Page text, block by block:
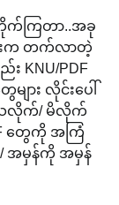
က်ကြတာ..အခု
င်းက တက်လာတဲ့
KNU/PDF
ျား လိုင်းပေါ်
သေလိုက်/ မိလိုက်
တွေကို အကြံ
အမှန်ကို အမှန်